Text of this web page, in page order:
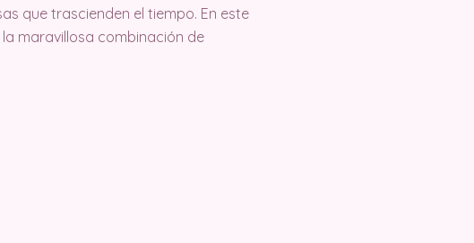
que trascienden el tiempo. En este
maravillosa combinación de